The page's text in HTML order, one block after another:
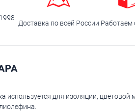
Доставка по всей России Работаем
используется для изоляции,